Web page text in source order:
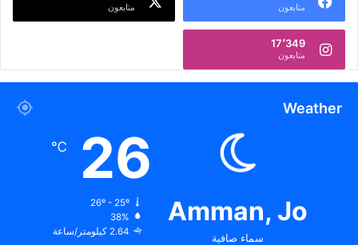
متابعون متابعون
17٬349
متابعون
Weather
Amman, Jo
سماء صافية
26
℃
26º - 25º
38%
2.64 كيلومتر/ساعة